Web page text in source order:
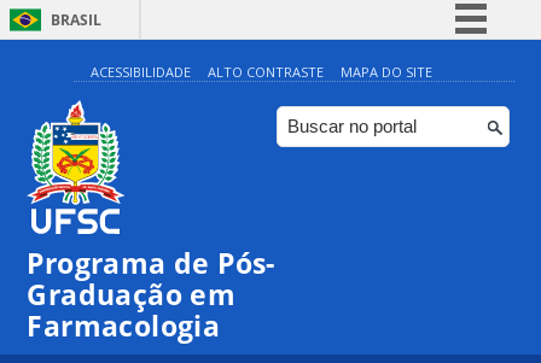
BRASIL
Simplifique!
Comunica BR
Participe
ACESSIBILIDADE ALTO CONTRASTE MAPA DO SITE
Programa de Pós-
Graduação em
Farmacologia